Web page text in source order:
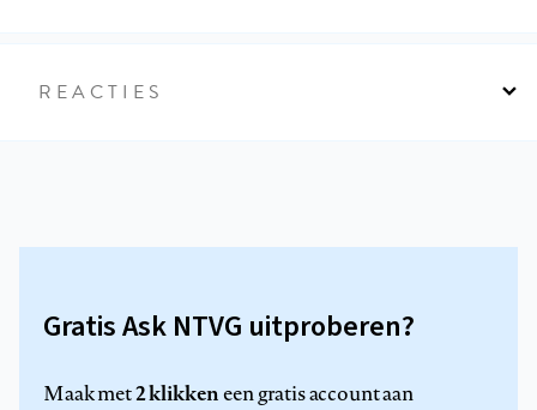
REACTIES
Gratis Ask NTVG uitproberen?
Maak met2 klikkeneen gratis account aan